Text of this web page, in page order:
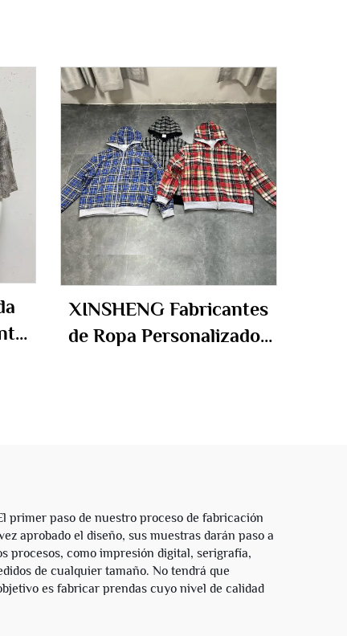
XINSHENG Fabricantes
de Ropa Personalizados
primer paso de nuestro proceso de fabricación
aprobado el diseño, sus muestras darán paso a
procesos, como impresión digital, serigrafía,
de cualquier tamaño. No tendrá que
es fabricar prendas cuyo nivel de calidad